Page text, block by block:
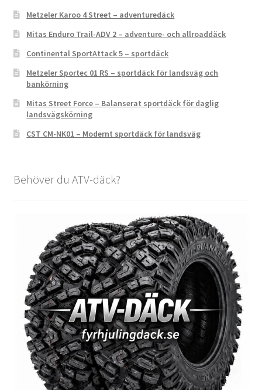
Metzeler Karoo 4 Street – adventuredäck
Mitas Enduro Trail-ADV 2 – adventure- och allroaddäck
Continental SportAttack 5 – sportdäck
Metzeler Sportec 01 RS – sportdäck för landsväg och
bankörning
Mitas Street Force – Balanserat sportdäck för daglig
landsvägskörning
CST CM-NK01 – Modernt sportdäck för landsväg
Behöver du ATV-däck?